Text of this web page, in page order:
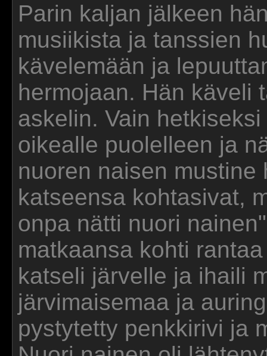
Parin kaljan jälkeen
musiikista ja tanssien
kävelemään ja
hermojaan. Hän käveli
askelin. Vain
oikealle puolelleen ja
nuoren naisen mustine
katseensa kohtasivat,
onpa nätti nuori
matkaansa kohti
katseli järvelle ja ihaili
järvimaisemaa ja
pystytetty penkkirivi ja